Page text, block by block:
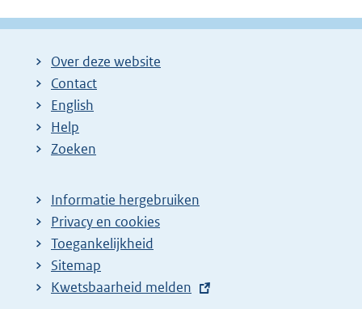
Over deze website
Contact
English
Help
Zoeken
Informatie hergebruiken
Privacy en cookies
Toegankelijkheid
Sitemap
E
Kwetsbaarheid melden